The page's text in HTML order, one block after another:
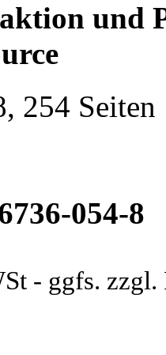
und
254 Seiten
054-8
- ggfs. zzgl.